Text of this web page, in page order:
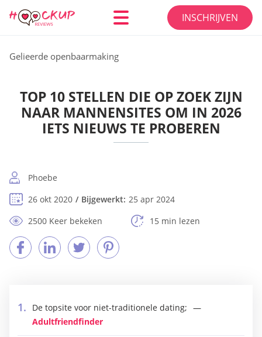
INSCHRIJVEN
Gelieerde openbaarmaking
TOP 10 STELLEN DIE OP ZOEK ZIJN
NAAR MANNENSITES OM IN 2026
IETS NIEUWS TE PROBEREN
Phoebe
26 okt 2020
Bijgewerkt: 25 apr 2024
2500 Keer bekeken
15 min lezen
De topsite voor niet-traditionele dating;
Adultfriendfinder